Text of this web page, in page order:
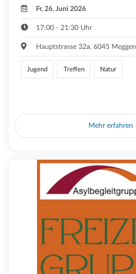
Fr, 26. Juni 2026
17:00 - 21:30 Uhr
Hauptstrasse 32a, 6045 Meggen
Jugend Treffen Natur
Mehr erfahren